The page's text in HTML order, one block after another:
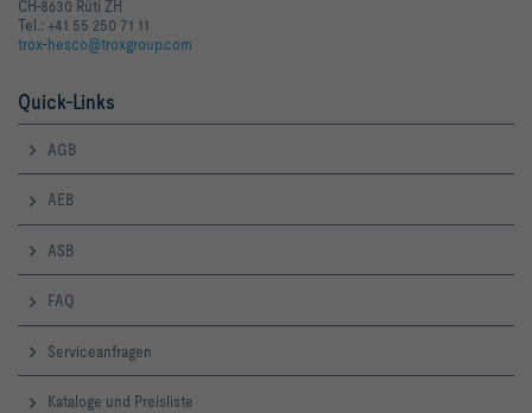
CH-8630 Rüti ZH
Tel.: +41 55 250 71 11
trox-hesco@troxgroup.com
Quick-Links
AGB
AEB
ASB
FAQ
Serviceanfragen
Kataloge und Preisliste